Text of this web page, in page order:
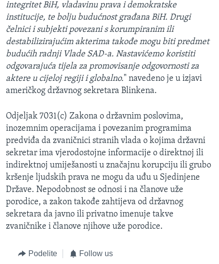
integritet BiH, vladavinu prava i demokratske
institucije, te bolju budućnost građana BiH. Drugi
čelnici i subjekti povezani s korumpiranim ili
destabilizirajućim akterima takođe mogu biti predmet
budućih radnji Vlade SAD-a. Nastavićemo koristiti
odgovarajuća tijela za promovisanje odgovornosti za
aktere u cijeloj regiji i globalno." navedeno je u izjavi
američkog državnog sekretara Blinkena.
Odjeljak 7031(c) Zakona o državnim poslovima,
inozemnim operacijama i povezanim programima
predviđa da zvaničnici stranih vlada o kojima državni
sekretar ima vjerodostojne informacije o direktnoj ili
indirektnoj umiješanosti u značajnu korupciju ili grubo
kršenje ljudskih prava ne mogu da uđu u Sjedinjene
Države. Nepodobnost se odnosi i na članove uže
porodice, a zakon takođe zahtijeva od državnog
sekretara da javno ili privatno imenuje takve
zvaničnike i članove njihove uže porodice.
Podelite Follow us